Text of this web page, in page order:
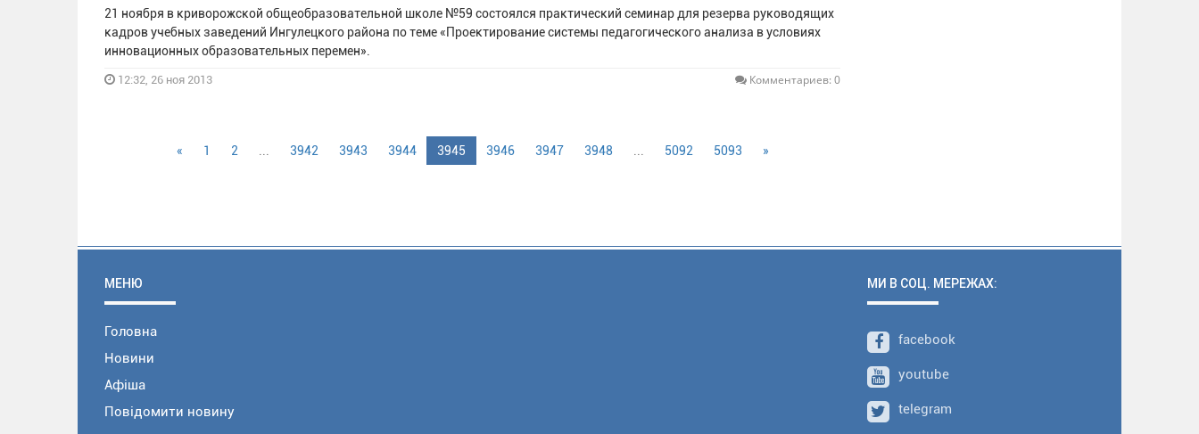
21 ноября в криворожской общеобразовательной школе №59 состоялся практический семинар для резерва руководящих
кадров учебных заведений Ингулецкого района по теме «Проектирование системы педагогического анализа в условиях
инновационных образовательных перемен».
12:32, 26 ноя 2013 Комментариев: 0
« 1 2 3942 3943 3944 3945 3946 3947 3948 5092 5093 »
МЕНЮ
Головна
Новини
Афіша
Повідомити новину
МИ В СОЦ. МЕРЕЖАХ:
facebook
youtube
telegram